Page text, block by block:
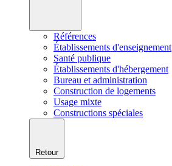
Références
Établissements d'enseignement
Santé publique
Établissements d'hébergement
Bureau et administration
Construction de logements
Usage mixte
Constructions spéciales
Retour